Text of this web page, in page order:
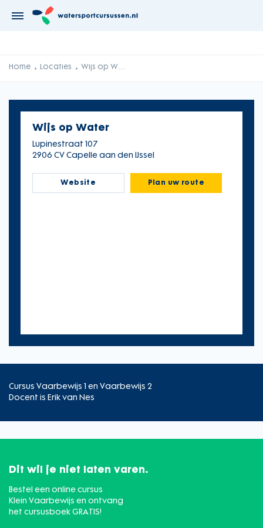
Home Locaties Wijs op Water
Wijs op Water
Lupinestraat 107
2906 CV Capelle aan den IJssel
Website Plan uw route
Cursus Vaarbewijs 1 en Vaarbewijs 2
Docent is Erik van Nes
Dit wil je niet laten varen.
Bestel een online cursus
Klein Vaarbewijs en ontvang
het cursusboek GRATIS!